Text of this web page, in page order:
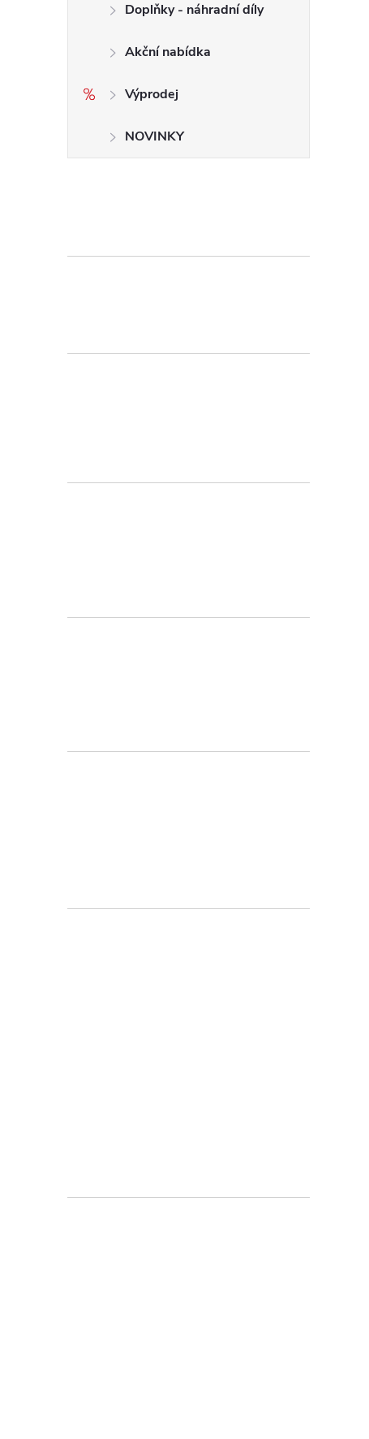
Doplňky - náhradní díly
Akční nabídka
Výprodej
NOVINKY